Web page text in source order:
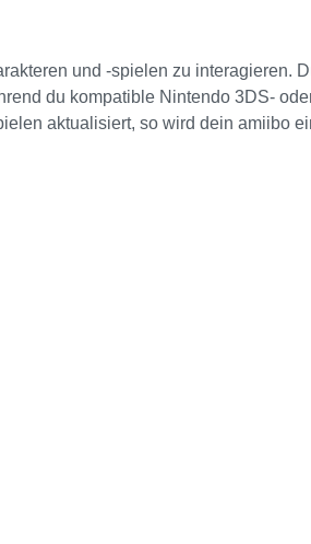
und -spielen zu interagieren.
du kompatible Nintendo 3DS-
aktualisiert, so wird dein amiibo
Nintendo 3DS-Systeme Auf dem
Feld auf dem unteren Bildschirm
über das NFC-Lese-/
amiibo in einer Reihe weiterer Spiele